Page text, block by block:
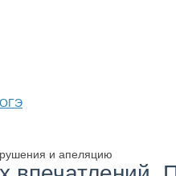
ОГЭ
и апеляцию